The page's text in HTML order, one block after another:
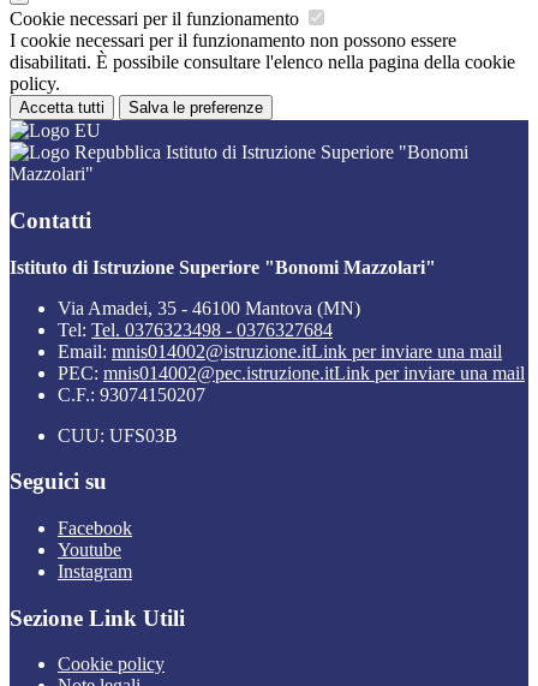
Cookie necessari per il funzionamento
I cookie necessari per il funzionamento non possono essere
disabilitati. È possibile consultare l'elenco nella pagina della cookie
policy.
Accetta tutti Salva le preferenze
Istituto di Istruzione Superiore "Bonomi
Mazzolari"
Contatti
Istituto di Istruzione Superiore "Bonomi Mazzolari"
Via Amadei, 35 - 46100 Mantova (MN)
Tel: Tel. 0376323498 - 0376327684
Email: mnis014002@istruzione.itLink per inviare una mail
PEC: mnis014002@pec.istruzione.itLink per inviare una mail
C.F.: 93074150207
CUU: UFS03B
Seguici su
Facebook
Youtube
Instagram
Sezione Link Utili
Cookie policy